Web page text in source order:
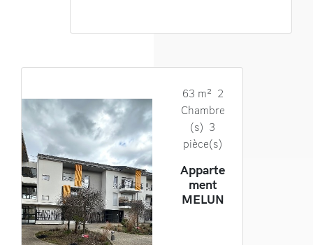
63 m² 2
Chambre
(s) 3
pièce(s)
Apparte
ment
MELUN